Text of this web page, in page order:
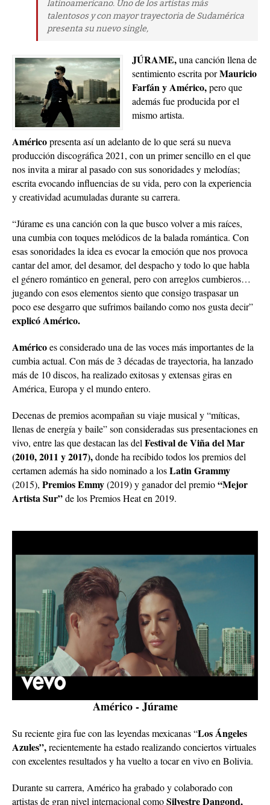
latinoamericano. Uno de los artistas más
talentosos y con mayor trayectoria de Sudamérica
presenta su nuevo single,
JÚRAME,una canción llena de
sentimiento escrita porMauricio
Farfán y Américo,pero que
además fue producida por el
mismo artista.
Américopresenta así un adelanto de lo que será su nueva
producción discográfica 2021, con un primer sencillo en el que
nos invita a mirar al pasado con sus sonoridades y melodías;
escrita evocando influencias de su vida, pero con la experiencia
y creatividad acumuladas durante su carrera.
“Júrame es una canción con la que busco volver a mis raíces,
una cumbia con toques melódicos de la balada romántica. Con
esas sonoridades la idea es evocar la emoción que nos provoca
cantar del amor, del desamor, del despacho y todo lo que habla
el género romántico en general, pero con arreglos cumbieros…
jugando con esos elementos siento que consigo traspasar un
poco ese desgarro que sufrimos bailando como nos gusta decir”
explicó Américo.
Américoes considerado una de las voces más importantes de la
cumbia actual. Con más de 3 décadas de trayectoria, ha lanzado
más de 10 discos, ha realizado exitosas y extensas giras en
América, Europa y el mundo entero.
Decenas de premios acompañan su viaje musical y “míticas,
llenas de energía y baile” son consideradas sus presentaciones en
vivo, entre las que destacan las del Festival de Viña del Mar
(2010, 2011 y 2017),donde ha recibido todos los premios del
certamen además ha sido nominado a losLatin Grammy
(2015), Premios Emmy(2019) y ganador del premio“Mejor
Artista Sur”de los Premios Heat en 2019.
Américo - Júrame
Su reciente gira fue con las leyendas mexicanas “Los Ángeles
Azules”,recientemente ha estado realizando conciertos virtuales
con excelentes resultados y ha vuelto a tocar en vivo en Bolivia.
Durante su carrera, Américo ha grabado y colaborado con
artistas de gran nivel internacional comoSilvestre Dangond,